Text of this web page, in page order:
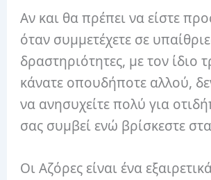
Αν και θα πρέπει να είστε
όταν συμμετέχετε σε
δραστηριότητες, με τον ίδιο
κάνατε οπουδήποτε αλλού,
να ανησυχείτε πολύ για
σας συμβεί ενώ βρίσκεστε
Οι Αζόρες είναι ένα